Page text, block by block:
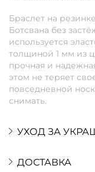
Браслет на
Ботсвана без
используется
толщиной 1 мм из
прочная и
этом не теряет
повседневной
снимать.
УХОД ЗА
ДОСТАВКА